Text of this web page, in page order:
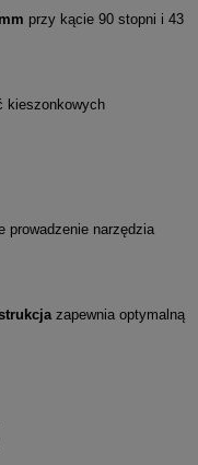
przy kącie 90 stopni i 43
kieszonkowych
prowadzenie narzędzia
zapewnia optymalną